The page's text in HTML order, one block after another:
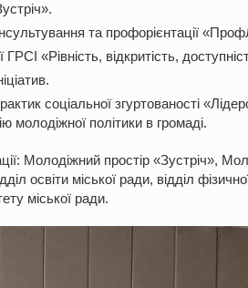
та профорієнтації
«Рівність, відкритість,
соціальної згуртованості
молодіжної політики в громаді.
Молодіжний простір «Зустріч»,
освіти міської ради, відділ
міської ради.